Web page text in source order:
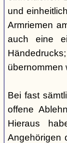
und
Armriemen
auch eine
übernommen
Bei fast
offene
Hieraus
Angehörigen